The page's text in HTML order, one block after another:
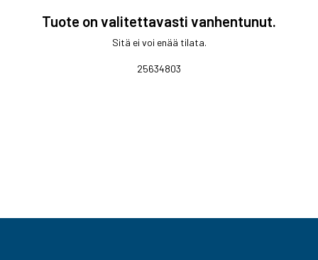
Tuote on valitettavasti vanhentunut.
Sitä ei voi enää tilata.
25634803